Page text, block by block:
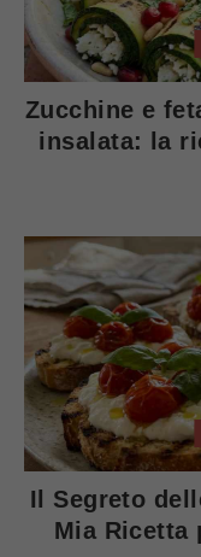
Zucchine e
insalata: la
Il Segreto
Mia Ricetta